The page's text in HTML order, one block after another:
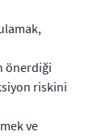
önerdiği
riskini
ve